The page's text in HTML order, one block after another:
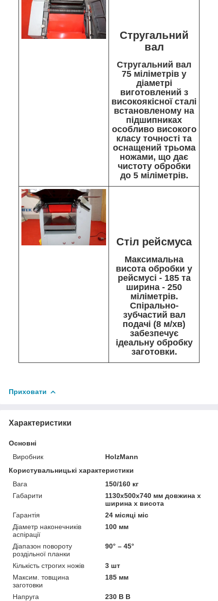
Стругальний
вал
Стругальний вал
75 міліметрів у
діаметрі
виготовлений з
високоякісної сталі
встановленому на
підшипниках
особливо високого
класу точності та
оснащений трьома
ножами, що дає
чистоту обробки
до 5 міліметрів.
Стіл рейсмуса
Максимальна
висота обробки у
рейсмусі - 185 та
ширина - 250
міліметрів.
Спірально-
зубчастий вал
подачі (8 м/хв)
забезпечує
ідеальну обробку
заготовки.
Приховати
Характеристики
Основні
Виробник
HolzMann
Користувальницькі характеристики
Вага
150/160 кг
Габарити
1130х500х740 мм довжина х
ширина х висота
Гарантія
24 місяці міс
Діаметр наконечників
аспірації
100 мм
Діапазон повороту
роздільної планки
90° – 45°
Кількість строгих ножів
3 шт
Максим. товщина
заготовки
185 мм
Напруга
230 В В